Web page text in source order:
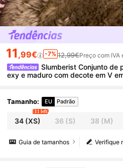
11 ,99€ -7% 12,99€Preço com
Slumberist Conjunto de
exy e maduro com decote em V
Tamanho: EU Padrão
34(XS)
11 left
36 (S) 38 (M)
Verifique
Guia de tamanhos